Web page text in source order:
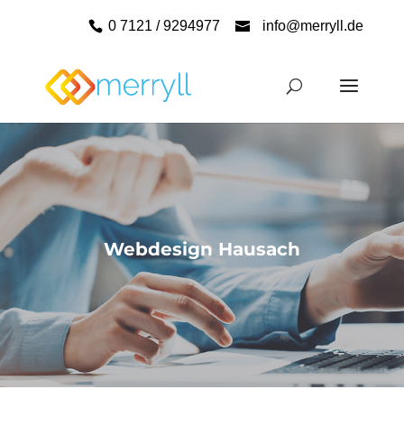
0 7121 / 9294977 info@merryll.de
Webdesign Hausach